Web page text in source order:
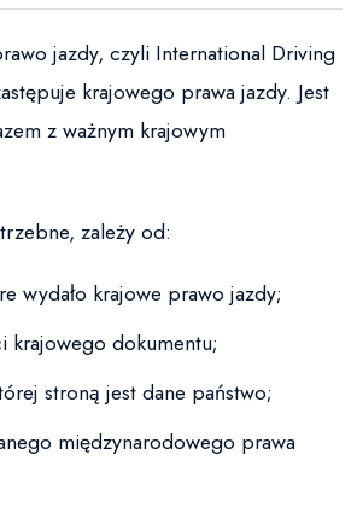
jazdy, czyli International Driving
krajowego prawa jazdy. Jest
z ważnym krajowym
zależy od:
wydało krajowe prawo jazdy;
krajowego dokumentu;
stroną jest dane państwo;
międzynarodowego prawa